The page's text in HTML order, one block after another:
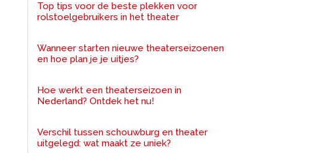
Top tips voor de beste plekken voor
rolstoelgebruikers in het theater
Wanneer starten nieuwe theaterseizoenen
en hoe plan je je uitjes?
Hoe werkt een theaterseizoen in
Nederland? Ontdek het nu!
Verschil tussen schouwburg en theater
uitgelegd: wat maakt ze uniek?